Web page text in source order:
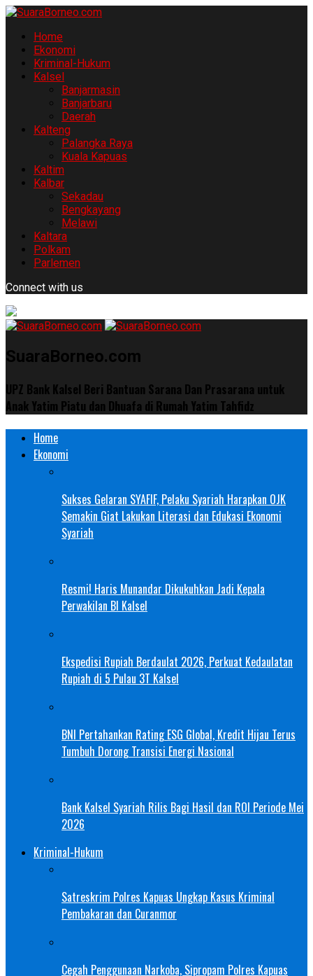
Home
Ekonomi
Kriminal-Hukum
Kalsel
Banjarmasin
Banjarbaru
Daerah
Kalteng
Palangka Raya
Kuala Kapuas
Kaltim
Kalbar
Sekadau
Bengkayang
Melawi
Kaltara
Polkam
Parlemen
Connect with us
SuaraBorneo.com
UPZ Bank Kalsel Beri Bantuan Sarana Dan Prasarana untuk
Anak Yatim Piatu dan Dhuafa di Rumah Yatim Tahfidz
Home
Ekonomi
Sukses Gelaran SYAFIF, Pelaku Syariah Harapkan OJK
Semakin Giat Lakukan Literasi dan Edukasi Ekonomi
Syariah
Resmi! Haris Munandar Dikukuhkan Jadi Kepala
Perwakilan BI Kalsel
Ekspedisi Rupiah Berdaulat 2026, Perkuat Kedaulatan
Rupiah di 5 Pulau 3T Kalsel
BNI Pertahankan Rating ESG Global, Kredit Hijau Terus
Tumbuh Dorong Transisi Energi Nasional
Bank Kalsel Syariah Rilis Bagi Hasil dan ROI Periode Mei
2026
Kriminal-Hukum
Satreskrim Polres Kapuas Ungkap Kasus Kriminal
Pembakaran dan Curanmor
Cegah Penggunaan Narkoba, Sipropam Polres Kapuas